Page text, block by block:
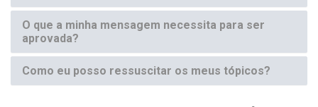
O que a minha mensagem necessita para ser
aprovada?
Como eu posso ressuscitar os meus tópicos?